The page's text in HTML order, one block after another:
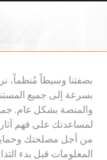
بصفتنا وسيطاً مُنظماً،
والمنصة بشكل عام.
لمساعدتك على فهم
من أجل مصلحتك
المعلومات قبل بدء